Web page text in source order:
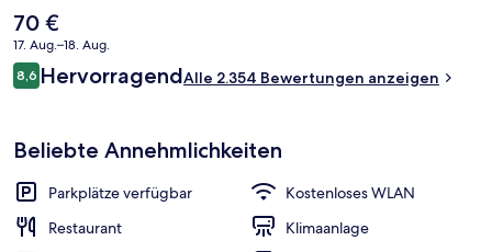
Suite, 1 King-Bett, Nichtraucher |
Unterkunft ist nur einen kurzen Fußmarsch von den öffentlichen
Verkehrsmitteln entfernt: Zur U-Bahn läuft man 4 Minuten (Station
Higashi-shinjuku) bzw. 5 Minuten (Station Shinjuku-sanchōme).
Der
aktuelle
Preis
beträgt
70 €
17. Aug.–18. Aug.
Bewertungen
8,68,6 von 10.
HervorragendAlle 2.354 Bewertungen anzeigen
Beliebte Annehmlichkeiten
Parkplätze verfügbar
Kostenloses WLAN
Restaurant
Klimaanlage